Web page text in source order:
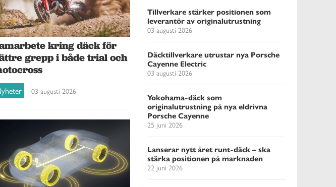
kring däck för
grepp i både trial och
03 augusti 2026
Tillverkare stärker positionen som
leverantör av originalutrustning
03 augusti 2026
Däcktillverkare utrustar nya Porsche
Cayenne Electric
03 augusti 2026
Yokohama-däck som
originalutrustning på nya eldrivna
Porsche Cayenne
25 juni 2026
Lanserar nytt året runt-däck – ska
stärka positionen på marknaden
22 juni 2026